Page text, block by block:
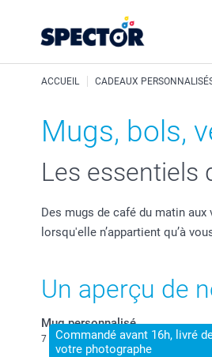
ACCUEIL CADEAUX
Mugs, bols,
Les essentiels
Des mugs de café du matin
lorsqu'elle n’appartient qu’à
Un aperçu de
Commandé avant 16h, livré
votre photographe
Mug personnalisé
7 variantes